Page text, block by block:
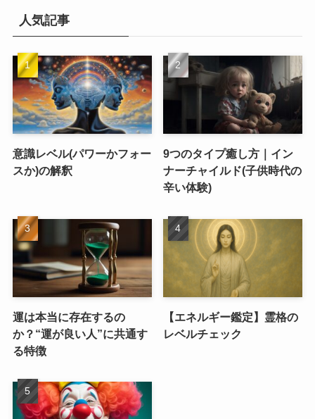
人気記事
意識レベル(パワーかフォー
スか)の解釈
9つのタイプ癒し方｜イン
ナーチャイルド(子供時代の
辛い体験)
運は本当に存在するの
か？“運が良い人”に共通す
る特徴
【エネルギー鑑定】霊格の
レベルチェック